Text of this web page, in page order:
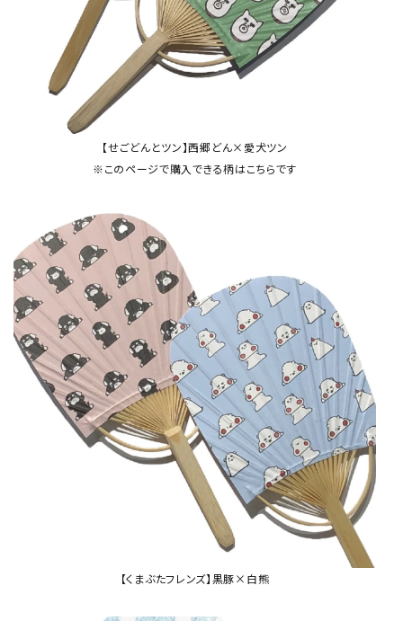
【せごどんとツン】西郷どん×愛犬ツン
※このページで購入できる柄はこちらです
【くまぶたフレンズ】黒豚×白熊